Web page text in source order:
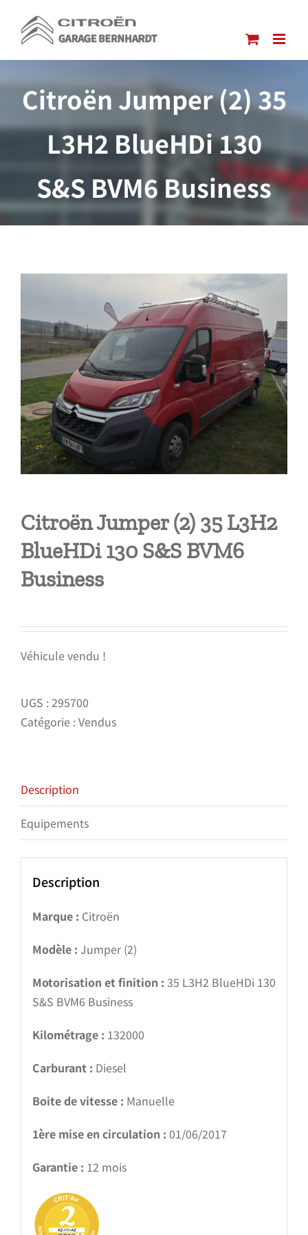
contenu
Citroën Jumper (2) 35
L3H2 BlueHDi 130
S&S BVM6 Business
Citroën Jumper (2) 35 L3H2
BlueHDi 130 S&S BVM6
Business
Véhicule vendu !
UGS :295700
Catégorie :Vendus
Description
Equipements
Description
Marque : Citroën
Modèle : Jumper (2)
Motorisation et finition : 35 L3H2 BlueHDi 130
S&S BVM6 Business
Kilométrage : 132000
Carburant : Diesel
Boite de vitesse : Manuelle
1ère mise en circulation : 01/06/2017
Garantie : 12 mois